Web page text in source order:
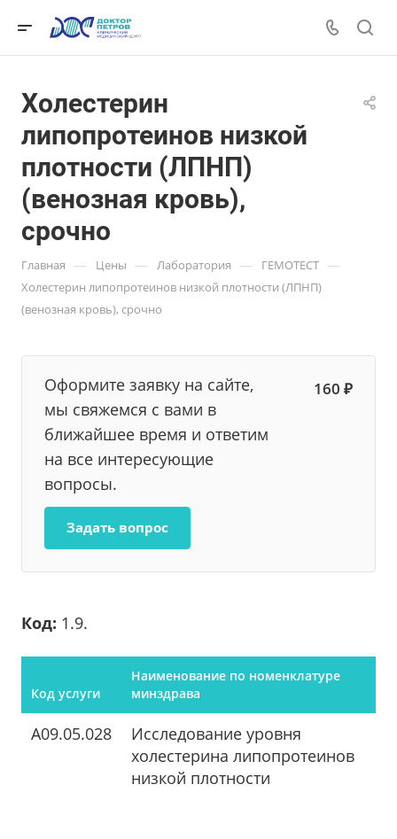
Холестерин
липопротеинов низкой
плотности (ЛПНП)
(венозная кровь),
срочно
Главная — Цены — Лаборатория — ГЕМОТЕСТ —
Холестерин липопротеинов низкой плотности (ЛПНП)
(венозная кровь), срочно
Оформите заявку на сайте,
мы свяжемся с вами в
ближайшее время и ответим
на все интересующие
вопросы.
160 ₽
Задать вопрос
Код: 1.9.
Код услуги
Наименование по номенклатуре
минздрава
A09.05.028
Исследование уровня
холестерина липопротеинов
низкой плотности